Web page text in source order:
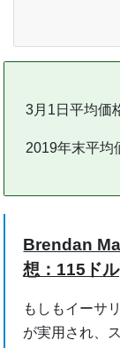
3月1日平均価
2019年末平
Brendan
想：115ド
もしもイーサ
が実用され、